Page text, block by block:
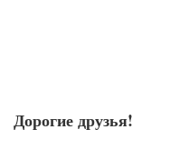
Дорогие друзья!